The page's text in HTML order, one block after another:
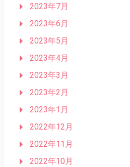
2023年7月
2023年6月
2023年5月
2023年4月
2023年3月
2023年2月
2023年1月
2022年12月
2022年11月
2022年10月